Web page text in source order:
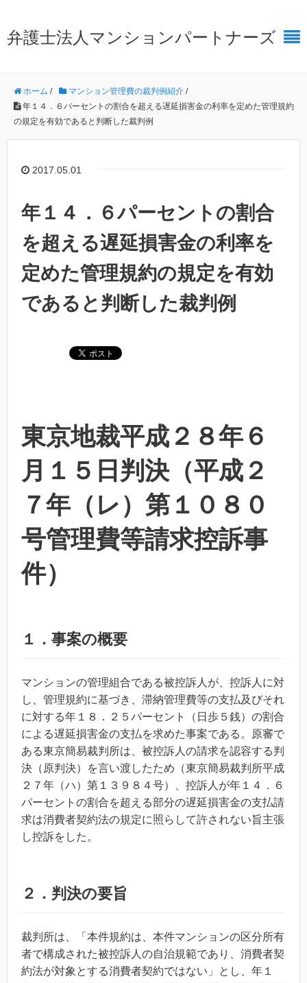
弁護士法人マンションパートナーズ
ホーム / マンション管理費の裁判例紹介 /
年１４．６パーセントの割合を超える遅延損害金の利率を定めた管理規約
の規定を有効であると判断した裁判例
2017.05.01
年１４．６パーセントの割合
を超える遅延損害金の利率を
定めた管理規約の規定を有効
であると判断した裁判例
東京地裁平成２８年６
月１５日判決（平成２
７年（レ）第１０８０
号管理費等請求控訴事
件）
１．事案の概要
マンションの管理組合である被控訴人が、控訴人に対
し、管理規約に基づき、滞納管理費等の支払及びそれ
に対する年１８．２５パーセント（日歩５銭）の割合
による遅延損害金の支払を求めた事案である。原審で
ある東京簡易裁判所は、被控訴人の請求を認容する判
決（原判決）を言い渡したため（東京簡易裁判所平成
２７年（ハ）第１３９８４号）、控訴人が年１４．６
パーセントの割合を超える部分の遅延損害金の支払請
求は消費者契約法の規定に照らして許されない旨主張
し控訴をした。
２．判決の要旨
裁判所は、「本件規約は、本件マンションの区分所有
者で構成された被控訴人の自治規範であり、消費者契
約法が対象とする消費者契約ではない」とし、年１